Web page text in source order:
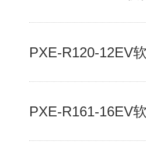
PXE-R120-12EV
PXE-R161-16EV